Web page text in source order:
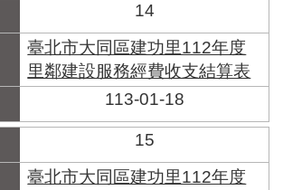
14
臺北市大同區建功里112年度
里鄰建設服務經費收支結算表
113-01-18
15
臺北市大同區建功里112年度